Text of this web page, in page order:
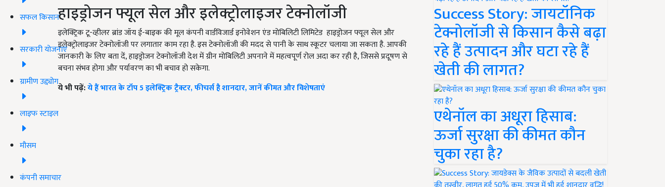
सफल किसान
सरकारी योजनाएं
ग्रामीण उद्द्योग
लाइफ स्टाइल
मौसम
कंपनी समाचार
हाइड्रोजन फ्यूल सेल और इलेक्ट्रोलाइजर टेक्नोलॉजी
इलेक्ट्रिक टू-व्हीलर ब्रांड जॉय ई-बाइक की मूल कंपनी वार्डविजार्ड इनोवेशन एंड मोबिलिटी लिमिटेड हाइड्रोजन फ्यूल सेल और
इलेक्ट्रोलाइजर टेक्नोलॉजी पर लगातार काम रहा है. इस टेक्नोलॉजी की मदद से पानी के साथ स्कूटर चलाया जा सकता है. आपकी
जानकारी के लिए बता दें, हाइड्रोजन टेक्नोलॉजी देश में ग्रीन मोबिलिटी अपनाने में महत्वपूर्ण रोल अदा कर रही है, जिससे प्रदूषण से
बचना संभव होगा और पर्यावरण का भी बचाव हो सकेगा.
ये भी पढ़ें:ये हैं भारत के टॉप 5 इलेक्ट्रिक ट्रैक्टर, फीचर्स है शानदार, जानें कीमत और विशेषताएं
Success Story: जायटॉनिक
टेक्नोलॉजी से किसान कैसे बढ़ा
रहे हैं उत्पादन और घटा रहे हैं
खेती की लागत?
एथेनॉल का अधूरा हिसाब:
ऊर्जा सुरक्षा की कीमत कौन
चुका रहा है?